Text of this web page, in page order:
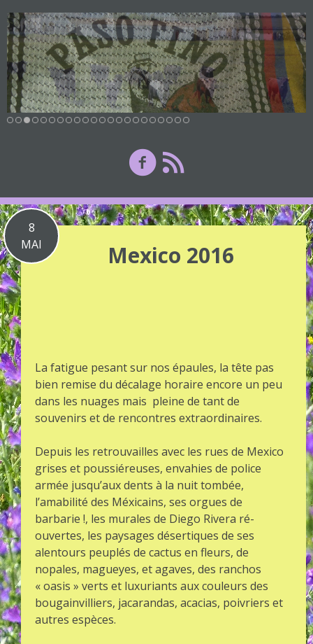
8
MAI
Mexico 2016
La fatigue pesant sur nos épaules, la tête pas
bien remise du décalage horaire encore un peu
dans les nuages mais pleine de tant de
souvenirs et de rencontres extraordinaires.
Depuis les retrouvailles avec les rues de Mexico
grises et poussiéreuses, envahies de police
armée jusqu’aux dents à la nuit tombée,
l’amabilité des Méxicains, ses orgues de
barbarie !, les murales de Diego Rivera ré-
ouvertes, les paysages désertiques de ses
alentours peuplés de cactus en fleurs, de
nopales, magueyes, et agaves, des ranchos
« oasis » verts et luxuriants aux couleurs des
bougainvilliers, jacarandas, acacias, poivriers et
autres espèces.